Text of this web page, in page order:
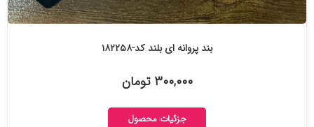
بند پروانه ای بلند کد-۱۸۲۲۵۸
۳۰۰,۰۰۰ تومان
جزئیات محصول